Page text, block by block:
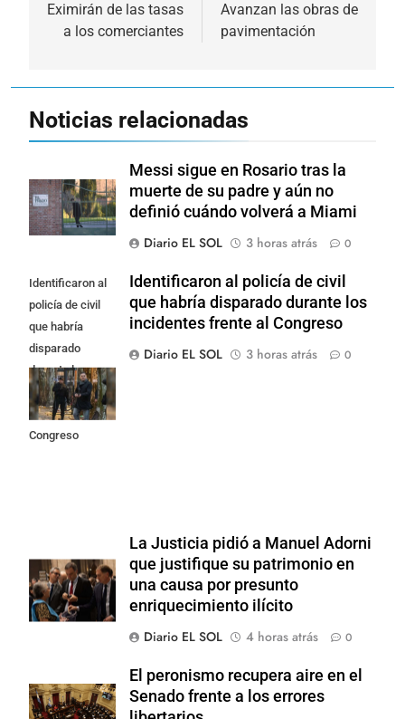
de
Eximirán de las tasas
a los comerciantes
Avanzan las obras de
pavimentación
Noticias relacionadas
Messi sigue en Rosario tras la
muerte de su padre y aún no
definió cuándo volverá a Miami
Diario EL SOL
3 horas atrás 0
Identificaron al
policía de civil
que habría
disparado
durante los
incidentes
frente al
Congreso
Identificaron al policía de civil
que habría disparado durante los
incidentes frente al Congreso
Diario EL SOL
3 horas atrás 0
La Justicia pidió a Manuel Adorni
que justifique su patrimonio en
una causa por presunto
enriquecimiento ilícito
Diario EL SOL
4 horas atrás 0
El peronismo recupera aire en el
Senado frente a los errores